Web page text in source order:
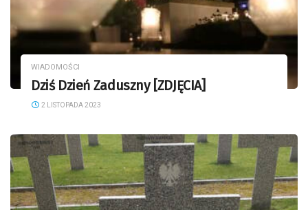
WIADOMOŚCI
Dziś Dzień Zaduszny [ZDJĘCIA]
2 LISTOPADA 2023